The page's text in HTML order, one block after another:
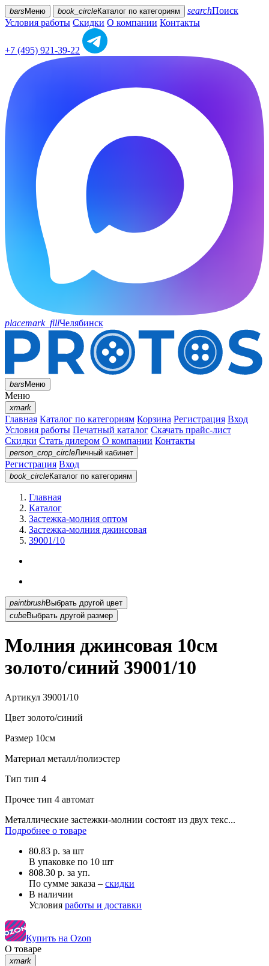
bars Меню book_circleКаталог по категориям searchПоиск
Условия работы Скидки О компании Контакты
+7 (495) 921-39-22
placemark_fillЧелябинск
barsМеню
Меню
xmark
Главная Каталог по категориям Корзина Регистрация Вход
Условия работы Печатный каталог Скачать прайс-лист
Скидки Стать дилером О компании Контакты
person_crop_circleЛичный кабинет
Регистрация Вход
book_circleКаталог по категориям
Главная
Каталог
Застежка-молния оптом
Застежка-молния джинсовая
39001/10
paintbrush
Выбрать другой цвет
cubeВыбрать другой размер
Молния джинсовая 10см
золото/синий 39001/10
Артикул 39001/10
Цвет золото/синий
Размер 10см
Материал металл/полиэстер
Тип тип 4
Прочее тип 4 автомат
Металлические застежки-молнии состоят из двух текс...
Подробнее о товаре
80.83 р. за шт
В упаковке по 10 шт
808.30 р. за уп.
По сумме заказа – скидки
В наличии
Условия работы и доставки
Купить на Ozon
О товаре
xmark